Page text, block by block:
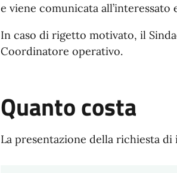
e viene comunicata
In caso di rigetto motivato, il
Coordinatore operativo.
Quanto costa
La presentazione della richiesta